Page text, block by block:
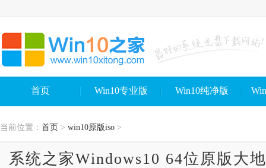
首页 Win10专业版 Win10纯净版
当前位置： 首页 > win10原版iso >
系统之家Windows10 64位原版大